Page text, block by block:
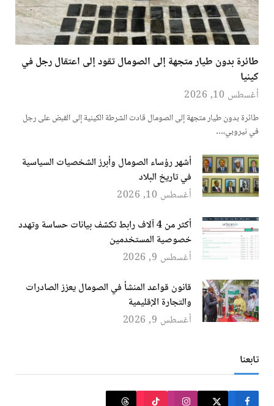
طائرة بدون طيار متجهة إلى الصومال تقود إلى اعتقال رجل في
كينيا
أغسطس 10, 2026
طائرة بدون طيار متجهة إلى الصومال قادت الشرطة الكينية إلى القبض على رجل
في نيروبي،…
أشهر رؤساء الصومال وأبرز الشخصيات السياسية
في تاريخ البلاد
أغسطس 10, 2026
أكثر من 4 آلاف رابط تكشف بيانات حساسة وتهدد
خصوصية المستخدمين
أغسطس 9, 2026
قانون قواعد المنشأ في الصومال يعزز الصادرات
والتجارة الإقليمية
أغسطس 9, 2026
تابعنا